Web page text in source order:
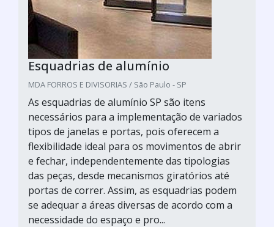
Esquadrias de alumínio
MDA FORROS E DIVISORIAS / São Paulo - SP
As esquadrias de alumínio SP são itens
necessários para a implementação de variados
tipos de janelas e portas, pois oferecem a
flexibilidade ideal para os movimentos de abrir
e fechar, independentemente das tipologias
das peças, desde mecanismos giratórios até
portas de correr. Assim, as esquadrias podem
se adequar a áreas diversas de acordo com a
necessidade do espaço e pro...